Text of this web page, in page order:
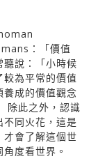
：「價值
說：「小時候
為平常的價值
成的價值觀念
除此之外，認識
不同火花，這是
會了解這個世
度看世界。